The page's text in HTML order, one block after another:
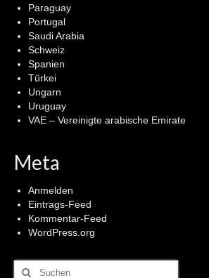
Paraguay
Portugal
Saudi Arabia
Schweiz
Spanien
Türkei
Ungarn
Uruguay
VAE – Vereinigte arabische Emirate
Meta
Anmelden
Eintrags-Feed
Kommentar-Feed
WordPress.org
Suchen